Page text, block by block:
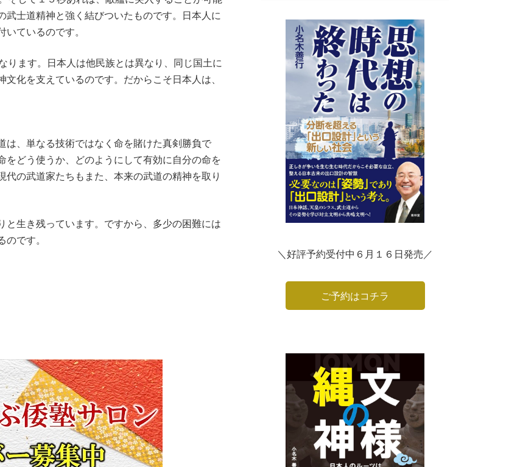
士道精神と強く結びついたものです。日本人に
ているのです。
ります。日本人は他民族とは異なり、同じ国土に
化を支えているのです。だからこそ日本人は、
、単なる技術ではなく命を賭けた真剣勝負で
どう使うか、どのようにして有効に自分の命を
の武道家たちもまた、本来の武道の精神を取り
生き残っています。ですから、多少の困難には
です。
＼好評予約受付中６月１６日発売／
ご予約はコチラ